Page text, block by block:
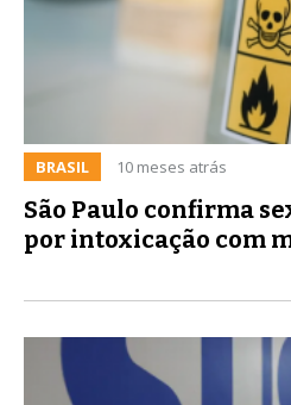
BRASIL 10 meses atrás
São Paulo confirma
por intoxicação com